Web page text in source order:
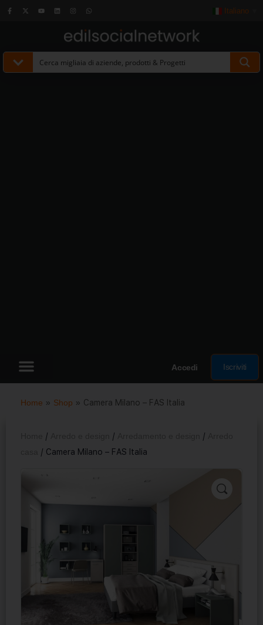
Italiano
Accedi Iscriviti
Home » Shop » Camera Milano – FAS Italia
/ / /
/ Camera Milano – FAS Italia